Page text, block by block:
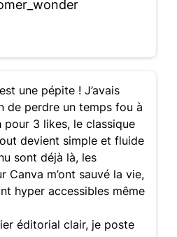
une pépite ! J’avais
de perdre un temps fou à
3 likes, le classique
devient simple et fluide
sont déjà là, les
Canva m’ont sauvé la vie,
hyper accessibles même
éditorial clair, je poste